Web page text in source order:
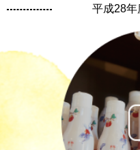
平成28年